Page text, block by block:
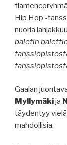
flamencoryhmä
Hip Hop -
nuoria
baletin
Gaalan
Myllymäkija
täydentyy
mahdollisia.